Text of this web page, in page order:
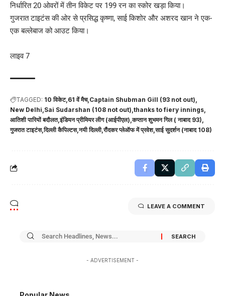
निर्धारित 20 ओवरों में तीन विकेट पर 199 रन का स्कोर खड़ा किया।
गुजरात टाइटंस की ओर से प्रसिद्ध कृष्णा, साई किशोर और अशरद खान ने एक-
एक बल्लेबाज को आउट किया।
लाइव 7
TAGGED: 10 विकेट 61 वें मैच Captain Shubman Gill (93 not out)
New Delhi Sai Sudarshan (108 not out) thanks to fiery innings
आतिशी पारियों बदौलत इंडियन प्रीमियर लीग (आईपीएल) कप्तान शुभमन गिल ( नाबाद 93)
गुजरात टाइटंस दिल्ली कैपिल्टस नयी दिल्ली रौंदकर प्लेऑफ में प्रवेश साई सुदर्शन (नाबाद 108)
LEAVE A COMMENT
- ADVERTISEMENT -